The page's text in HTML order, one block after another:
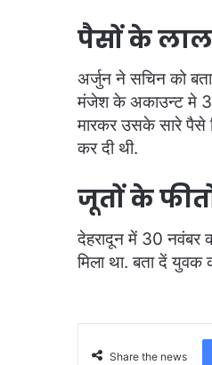
पैसों के
अर्जुन ने सचिन को
मंजेश के अकाउन्ट मे
मारकर उसके सारे पैसे
कर दी थी.
जूतों के
देहरादून में 30 नवंबर
मिला था. बता दें युवक
Share the news